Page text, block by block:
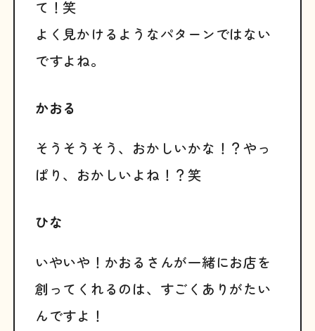
て！笑
よく見かけるようなパターンではない
ですよね。
かおる
そうそうそう、おかしいかな！？やっ
ぱり、おかしいよね！？笑
ひな
いやいや！かおるさんが一緒にお店を
創ってくれるのは、すごくありがたい
んですよ！